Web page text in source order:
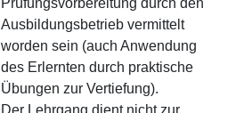
Prüfungsvorbereitung durch den
Ausbildungsbetrieb vermittelt
worden sein (auch Anwendung
des Erlernten durch praktische
Übungen zur Vertiefung).
Der Lehrgang dient nicht zur